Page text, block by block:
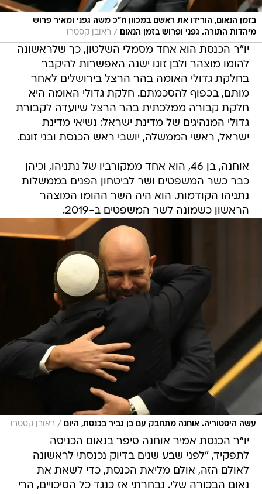
בזמן הנאום, הורידו את ראשם במכוון ח"כ משה גפני ומאיר פרוש
מיהדות התורה. גפני ופרוש בזמן הנאום
/ ראובן קסטרו
יו"ר הכנסת הוא אחד מסמלי השלטון, כך שלראשונה
להומו מוצהר ולבן זוגו ישנה האפשרות להיקבר
בחלקת גדולי האומה בהר הרצל בירושלים לאחר
מותם, בכפוף להסכמתם. חלקת גדולי האומה היא
חלקת קבורה ממלכתית בהר הרצל שיועדה לקבורת
גדולי המנהיגים של מדינת ישראל: נשיאי מדינת
ישראל, ראשי הממשלה, יושבי ראש הכנסת ובני זוגם.
אוחנה, בן 46, הוא אחד ממקורביו של נתניהו, וכיהן
כבר כשר המשפטים ושר לביטחון הפנים בממשלות
נתניהו הקודמות. הוא היה השר ההומו המוצהר
הראשון כשמונה לשר המשפטים ב-2019.
עשה היסטוריה. אוחנה מתחבק עם בן גביר בכנסת, היום / ראובן קסטרו
יו"ר הכנסת אמיר אוחנה סיפר בנאום הכניסה
לתפקיד, "לפני שבע שנים בדיוק נכנסתי לראשונה
לאולם הזה, אולם מליאת הכנסת, כדי לשאת את
נאום הבכורה שלי. נבחרתי אז כנגד כל הסיכויים, הרי